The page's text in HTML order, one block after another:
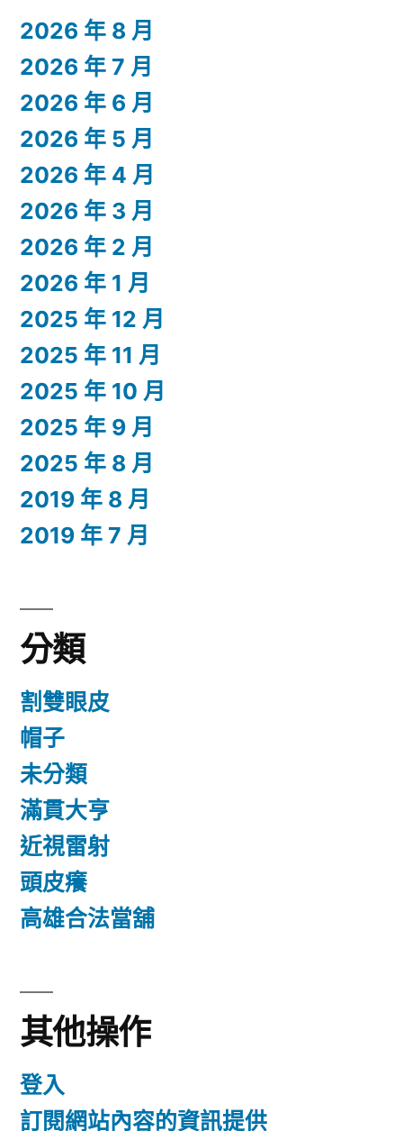
2026 年 8 月
2026 年 7 月
2026 年 6 月
2026 年 5 月
2026 年 4 月
2026 年 3 月
2026 年 2 月
2026 年 1 月
2025 年 12 月
2025 年 11 月
2025 年 10 月
2025 年 9 月
2025 年 8 月
2019 年 8 月
2019 年 7 月
分類
割雙眼皮
帽子
未分類
滿貫大亨
近視雷射
頭皮癢
高雄合法當舖
其他操作
登入
訂閱網站內容的資訊提供